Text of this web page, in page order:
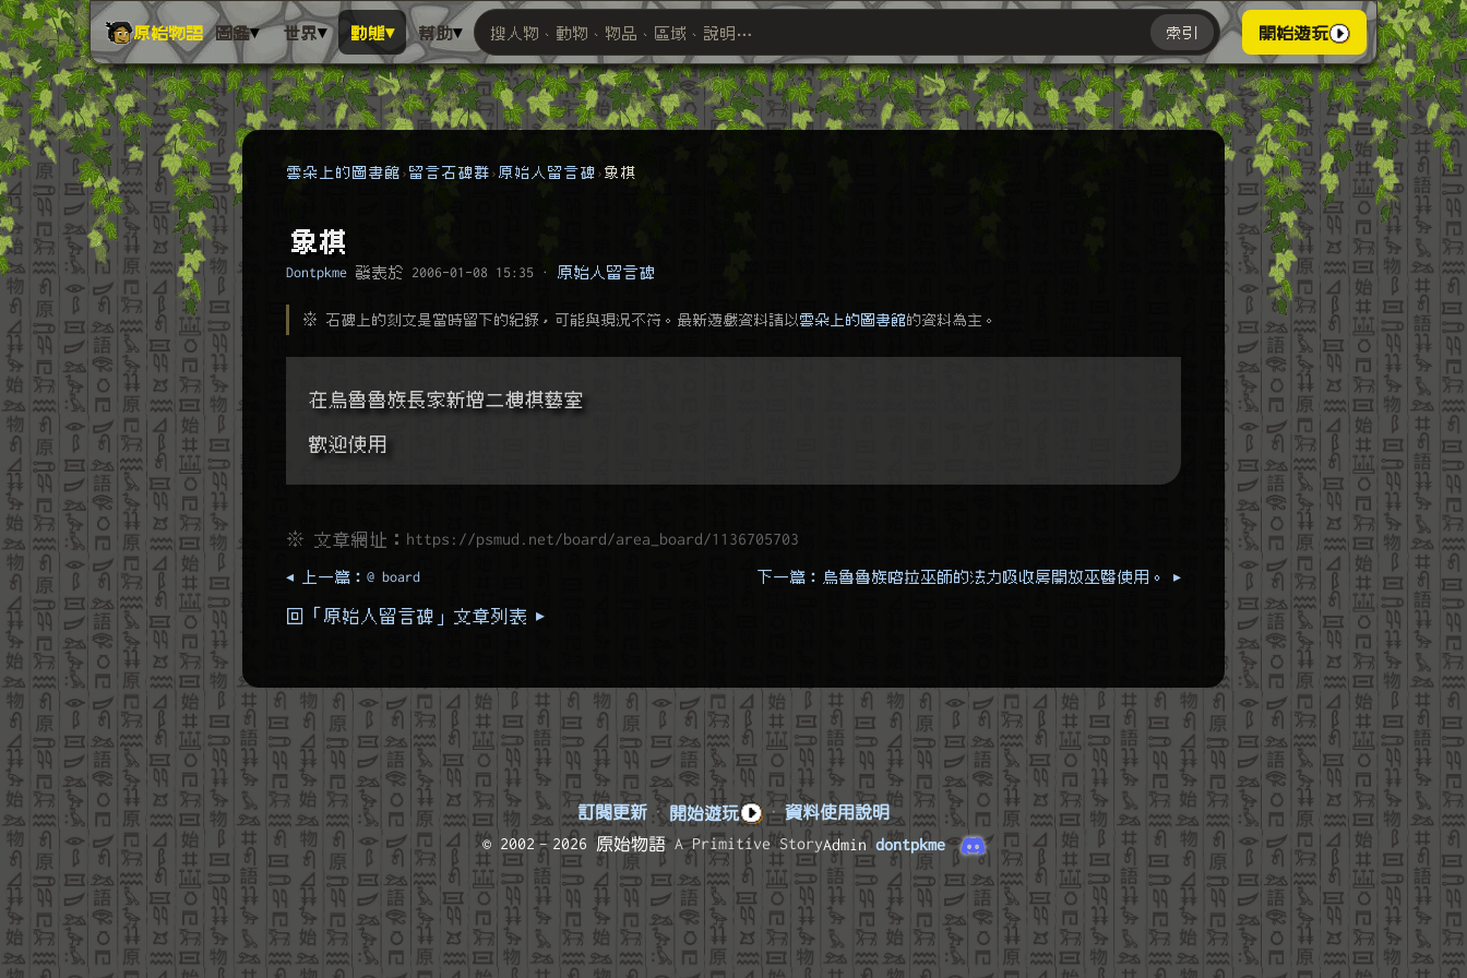
原始物語 圖鑑▾ 世界▾ 動態▾ 幫助▾
搜尋萬物索引
搜人物、動物、物品、區域、說明⋯ 索引 開始遊玩
雲朵上的圖書館 留言石碑群 原始人留言碑 象棋
象棋
Dontpkme 發表於 2006-01-08 15:35 · 原始人留言碑
※ 石碑上的刻文是當時留下的紀錄，可能與現況不符。最新遊戲資料請以 雲朵上的圖書館的資料為主。
在烏魯魯族長家新增二樓棋藝室
歡迎使用
※ 文章網址： https://psmud.net/board/area_board/1136705703
◂ 上一篇：@ board 下一篇：烏魯魯族喀拉巫師的法力吸收房開放巫醫使用。 ▸
回「原始人留言碑」文章列表 ▸
訂閱更新 · 開始遊玩 · 資料使用說明
© 2002–2026 原始物語A Primitive StoryAdmindontpkme